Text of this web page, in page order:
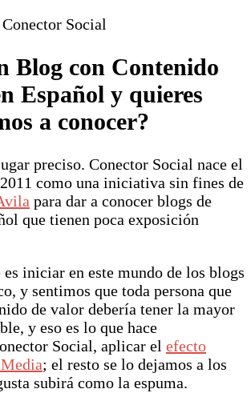
Social
Blog con Contenido
Español y quieres
a conocer?
preciso. Conector Social nace el
como una iniciativa sin fines de
para dar a conocer blogs de
que tienen poca exposición
es iniciar en este mundo de los blogs
y sentimos que toda persona que
de valor debería tener la mayor
y eso es lo que hace
Social, aplicar el efecto
; el resto se lo dejamos a los
subirá como la espuma.